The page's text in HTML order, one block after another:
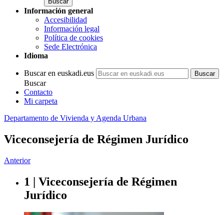
Información general
Accesibilidad
Información legal
Política de cookies
Sede Electrónica
Idioma
Buscar en euskadi.eus
Buscar
Contacto
Mi carpeta
Departamento de Vivienda y Agenda Urbana
Viceconsejería de Régimen Jurídico
Anterior
1 | Viceconsejería de Régimen
Jurídico